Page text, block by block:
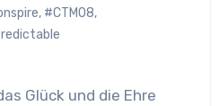
, #CTM08,
Glück und die Ehre